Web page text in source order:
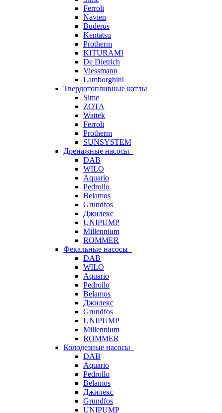
Ferroli
Navien
Buderus
Kentatsu
Protherm
KITURAMI
De Dietrich
Viessmann
Lamborghini
Твердотопливные котлы
Sime
ZOTA
Wattek
Ferroli
Protherm
SUNSYSTEM
Дренажные насосы
DAB
WILO
Aquario
Pedrollo
Belamos
Grundfos
Джилекс
UNIPUMP
Millennium
ROMMER
Фекальные насосы
DAB
WILO
Aquario
Pedrollo
Belamos
Джилекс
Grundfos
UNIPUMP
Millennium
ROMMER
Колодезные насосы
DAB
Aquario
Pedrollo
Belamos
Джилекс
Grundfos
UNIPUMP